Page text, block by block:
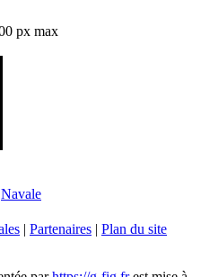
px max
Navale
| Partenaires | Plan du site